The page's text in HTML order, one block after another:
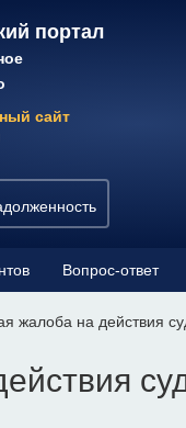
портал
сайт
Вопрос-ответ
жалоба на действия